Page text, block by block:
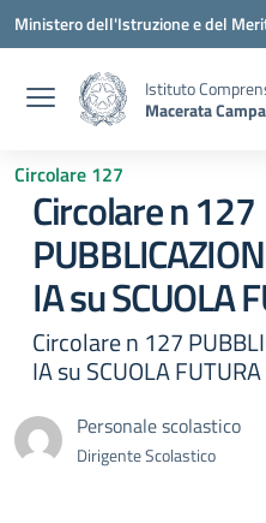
Vai ai contenuti
Vai al menu di navigazione
Vai al footer
Ministero dell'Istruzione e del
Istituto
Macerata
Circolare 127
Circolare n 127
IA su SCUOLA
Circolare n 127
IA su SCUOLA FUTURA
Personale scolastico
Dirigente Scolastico